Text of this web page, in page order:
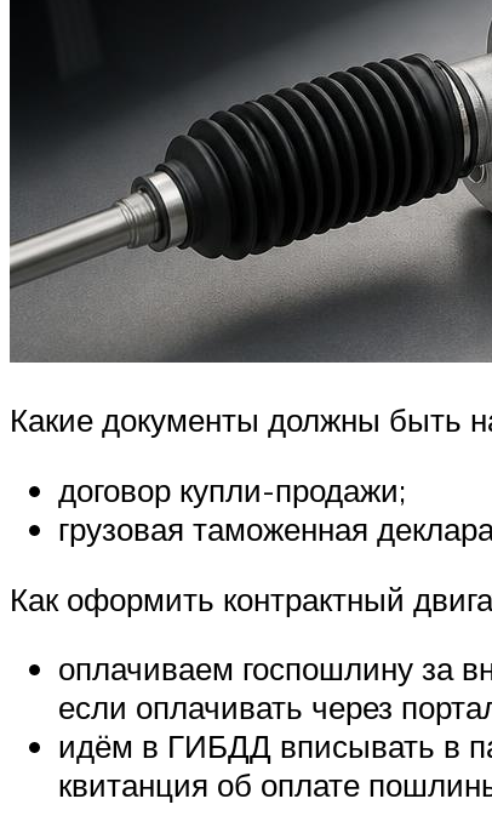
Какие документы должны быть
договор купли-продажи;
грузовая таможенная
Как оформить контрактный
оплачиваем госпошлину за
если оплачивать через
идём в ГИБДД вписывать в
квитанция об оплате